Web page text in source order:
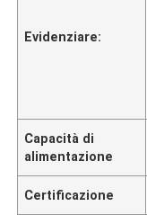
Evidenziare:
Capacità di
alimentazione
Certificazione